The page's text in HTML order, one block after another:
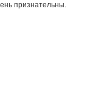
признательны.